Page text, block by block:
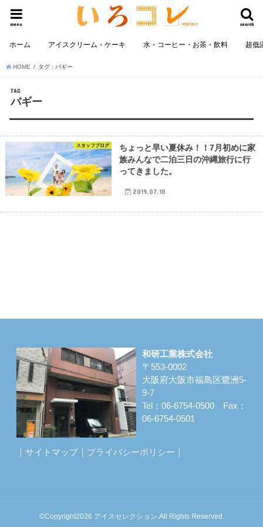
search
menu
ホーム アイスクリーム・ケーキ 水・コーヒー・お茶・飲料 超低
HOME タグ : バギー
TAG
バギー
スタッフブログ
ちょっと早い夏休み！！7月初めに家
族みんなで二泊三日の沖縄旅行に行
ってきました。
2019.07.10
和研工業株式会社
〒553-0002
大阪府大阪市福島区鷺洲5-
9-7
Tel：06-6754-0500 Fax：
06-6754-0501
サイトマップ｜ プライバシーポリシー
©Copyright2026 アイスセレクション .All Rights Reserved.